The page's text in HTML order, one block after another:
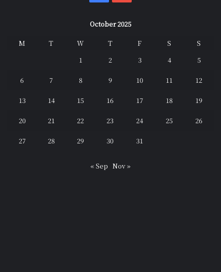
October 2025
M T W T F S
S
1
2 3 4 5
6 7 8 9 10 11 12
13 14 15 16 17 18 19
20 21 22 23 24 25 26
27 28 29 30 31
« Sep Nov »